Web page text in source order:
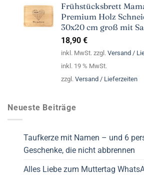
Frühstücksbrett
Premium Holz
30x20 cm groß mit
18,90 €
inkl. MwSt. zzgl. Versand /
inkl. 19 % MwSt.
zzgl. Versand / Lieferzeiten
Neueste Beiträge
Taufkerze mit Namen – und 6
Geschenke, die nicht abbrennen
Alles Liebe zum Muttertag